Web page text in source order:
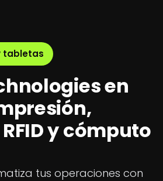
tabletas
en
y cómputo
tus operaciones con